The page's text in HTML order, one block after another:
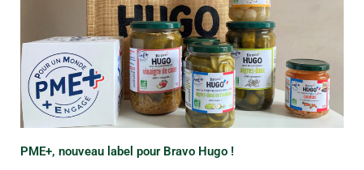
PME+, nouveau label pour Bravo Hugo !